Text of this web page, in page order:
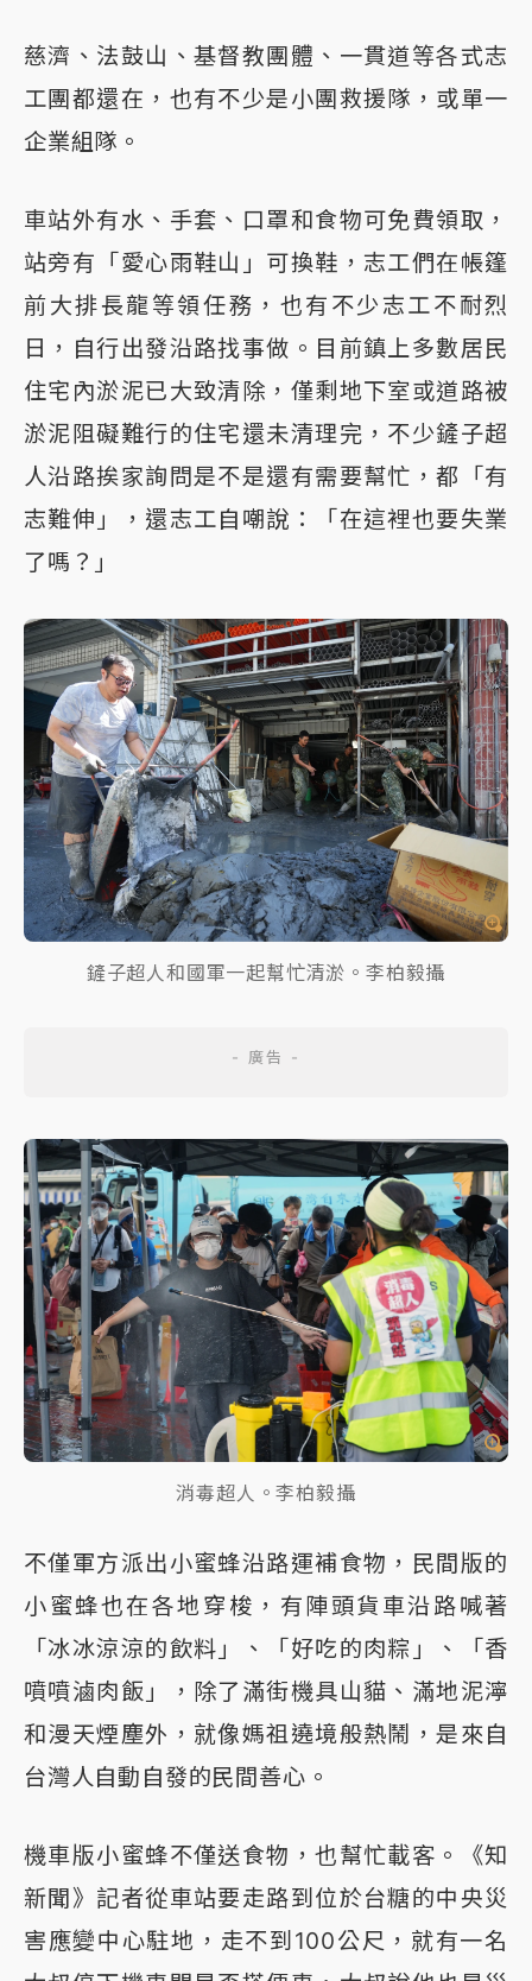
慈濟、法鼓山、基督教團體、一貫道等各式志
工團都還在，也有不少是小團救援隊，或單一
企業組隊。
車站外有水、手套、口罩和食物可免費領取，
站旁有「愛心雨鞋山」可換鞋，志工們在帳篷
前大排長龍等領任務，也有不少志工不耐烈
日，自行出發沿路找事做。目前鎮上多數居民
住宅內淤泥已大致清除，僅剩地下室或道路被
淤泥阻礙難行的住宅還未清理完，不少鏟子超
人沿路挨家詢問是不是還有需要幫忙，都「有
志難伸」，還志工自嘲說：「在這裡也要失業
了嗎？」
鏟子超人和國軍一起幫忙清淤。李柏毅攝
消毒超人。李柏毅攝
不僅軍方派出小蜜蜂沿路運補食物，民間版的
小蜜蜂也在各地穿梭，有陣頭貨車沿路喊著
「冰冰涼涼的飲料」、「好吃的肉粽」、「香
噴噴滷肉飯」，除了滿街機具山貓、滿地泥濘
和漫天煙塵外，就像媽祖遶境般熱鬧，是來自
台灣人自動自發的民間善心。
機車版小蜜蜂不僅送食物，也幫忙載客。《知
新聞》記者從車站要走路到位於台糖的中央災
害應變中心駐地，走不到100公尺，就有一名